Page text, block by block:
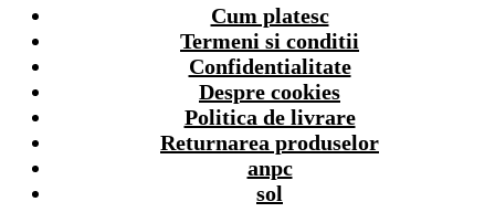
Cum platesc
Termeni si conditii
Confidentialitate
Despre cookies
Politica de livrare
Returnarea produselor
anpc
sol